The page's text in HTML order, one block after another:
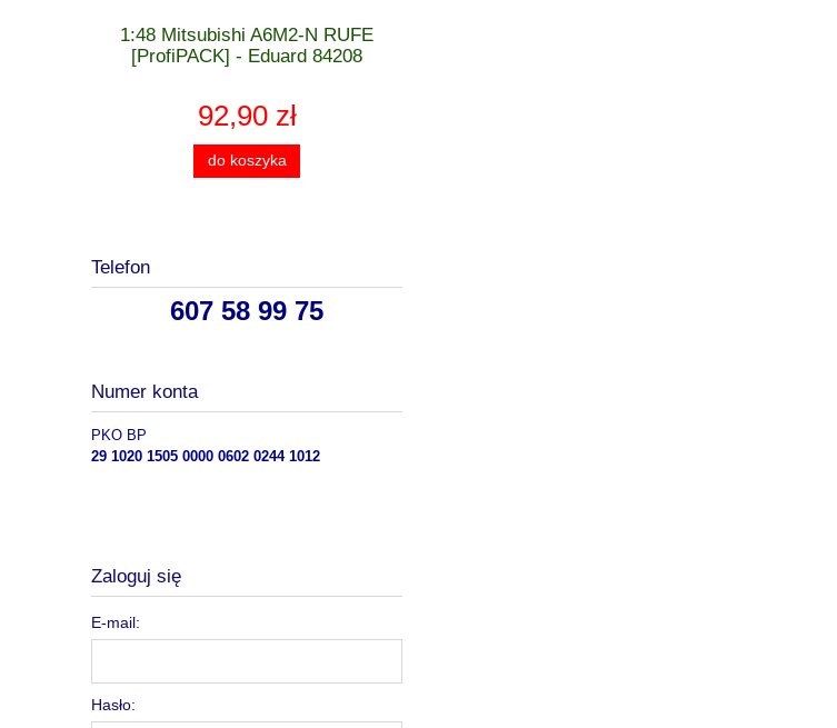
1:48 Mitsubishi A6M2-N RUFE
[ProfiPACK] - Eduard 84208
92,90 zł
do koszyka
Telefon
607 58 99 75
Numer konta
PKO BP
29 1020 1505 0000 0602 0244 1012
Zaloguj się
E-mail:
Hasło: